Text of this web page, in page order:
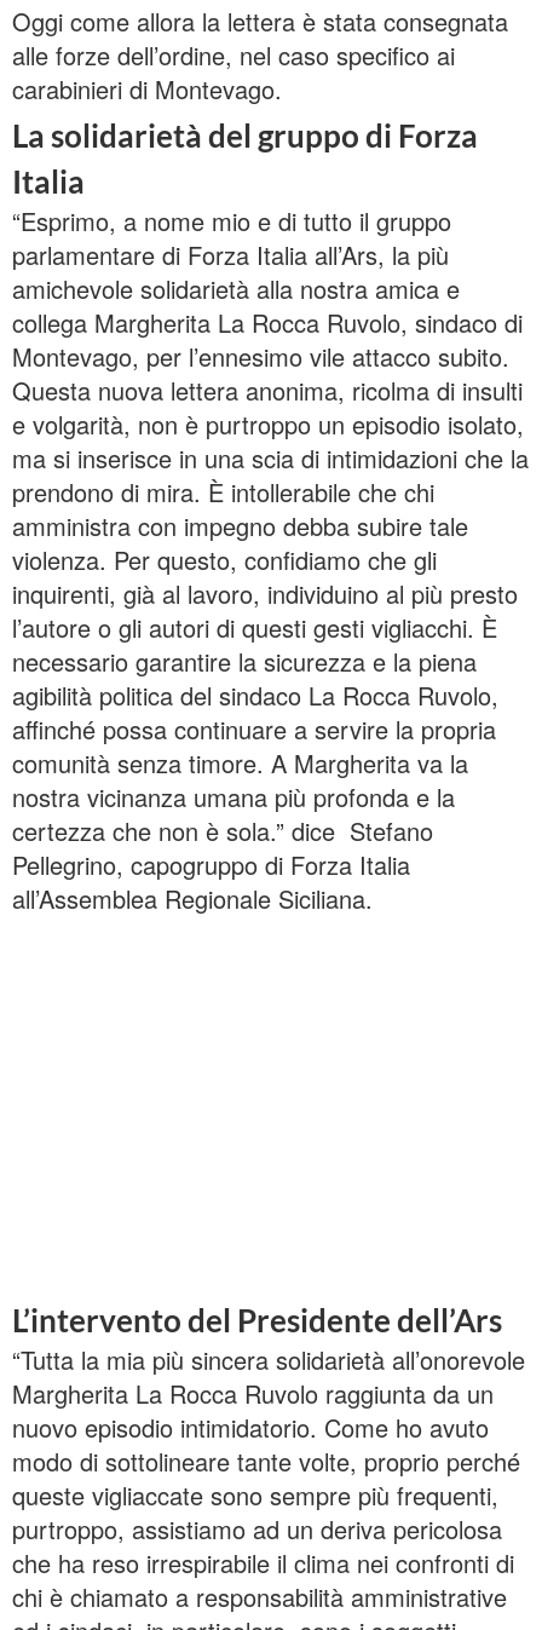
Oggi come allora la lettera è stata consegnata
alle forze dell’ordine, nel caso specifico ai
carabinieri di Montevago.
La solidarietà del gruppo di Forza
Italia
“Esprimo, a nome mio e di tutto il gruppo
parlamentare di Forza Italia all’Ars, la più
amichevole solidarietà alla nostra amica e
collega Margherita La Rocca Ruvolo, sindaco di
Montevago, per l’ennesimo vile attacco subito.
Questa nuova lettera anonima, ricolma di insulti
e volgarità, non è purtroppo un episodio isolato,
ma si inserisce in una scia di intimidazioni che la
prendono di mira. È intollerabile che chi
amministra con impegno debba subire tale
violenza. Per questo, confidiamo che gli
inquirenti, già al lavoro, individuino al più presto
l’autore o gli autori di questi gesti vigliacchi. È
necessario garantire la sicurezza e la piena
agibilità politica del sindaco La Rocca Ruvolo,
affinché possa continuare a servire la propria
comunità senza timore. A Margherita va la
nostra vicinanza umana più profonda e la
certezza che non è sola.” dice Stefano
Pellegrino, capogruppo di Forza Italia
all’Assemblea Regionale Siciliana.
L’intervento del Presidente dell’Ars
“Tutta la mia più sincera solidarietà all’onorevole
Margherita La Rocca Ruvolo raggiunta da un
nuovo episodio intimidatorio. Come ho avuto
modo di sottolineare tante volte, proprio perché
queste vigliaccate sono sempre più frequenti,
purtroppo, assistiamo ad un deriva pericolosa
che ha reso irrespirabile il clima nei confronti di
chi è chiamato a responsabilità amministrative